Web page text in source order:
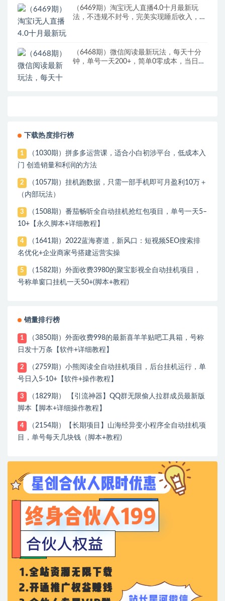
（6469期）淘宝i无人直播4.0十月最新玩
法，不违规不封号，完美实现睡后收入，日
（6468期）微信阅读最新玩法，每天十分
钟，单号一天200+，简单0零成本，当日提
下载热度排行榜
1
（1030期）拼多多运营课，适合小白初涉平台，低成本入
门 创造销量和利润的方法
2
（1057期）挂机跑数据，只需一部手机即可月盈利10万＋
（内部玩法）
3
（1508期）番茄畅听全自动挂机抢红包项目，单号一天5–
10+【永久脚本+详细教程】
4
（1641期）2022蓝海赛道，新风口：短视频SEO搜索排
名优化+企业商家号搭建运营实操
5
（1582期）外面收费3980的聚宝影视全自动挂机项目，
号称单窗口挂机一天50+(脚本+教程)
销量排行榜
1
（3850期）外面收费998的最新喜羊羊贴吧工具箱，号称
日发十万条【软件+详细教程】
2
（2759期）小熊阅读全自动挂机项目，后台挂机运行，单
号日入5-10+【软件+操作教程】
3
（1829期） 【引流神器】QQ群无限偷人拉群成员最新版
脚本【脚本+详细操作教程】
4
（2154期）【长期项目】山海经异变小程序全自动挂机项
目，单号每天几块钱（脚本+教程)